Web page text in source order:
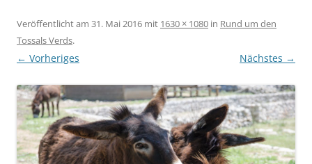
Veröffentlicht am 31. Mai 2016 mit 1630 × 1080 in Rund um den
Tossals Verds.
← Vorheriges Nächstes →